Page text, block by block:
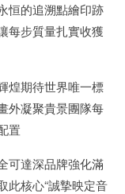
恒的追溯點繪印跡
每步質量扎實收獲
煌期待世界唯一標
外凝聚貴景團隊每
置
可達深品牌強化滿
此核心“誠摯映定音